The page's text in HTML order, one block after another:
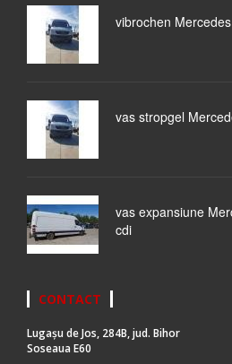
vibrochen
vas stropgel
vas expansiune
cdi
CONTACT
Lugașu de Jos, 284B, jud. Bihor
Soseaua E60